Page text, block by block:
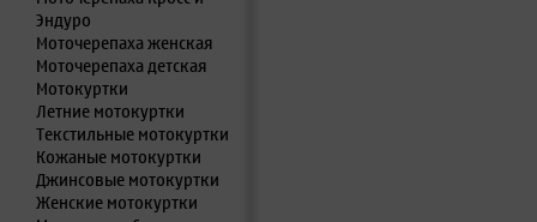
Эндуро
Моточерепаха женская
Моточерепаха детская
Мотокуртки
Летние мотокуртки
Текстильные мотокуртки
Кожаные мотокуртки
Джинсовые мотокуртки
Женские мотокуртки